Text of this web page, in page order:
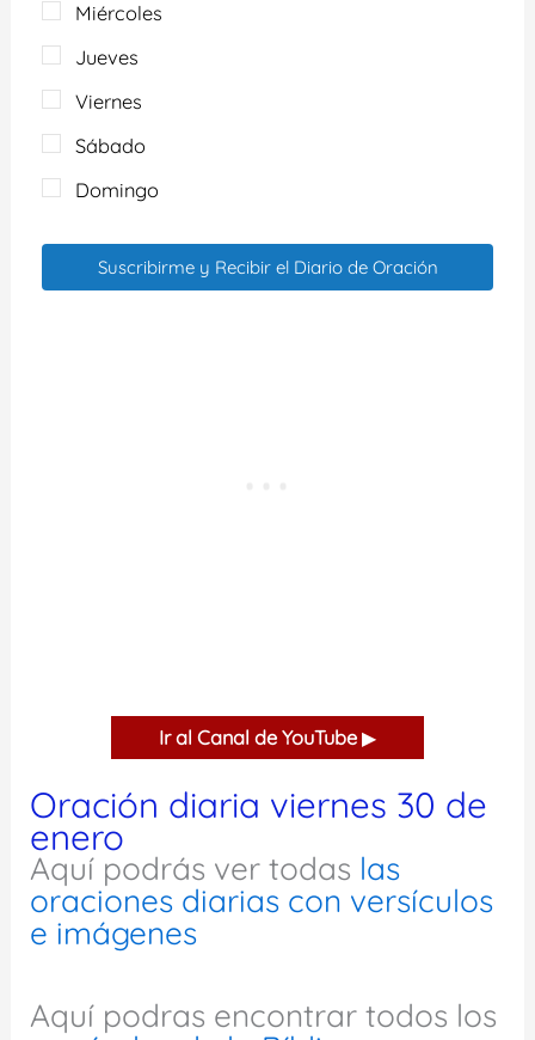
Miércoles
Jueves
Viernes
Sábado
Domingo
Suscribirme y Recibir el Diario de Oración
Ir al Canal de YouTube ▶
Oración diaria viernes 30 de
enero
Aquí podrás ver todas las
oraciones diarias con versículos
e imágenes
Aquí podras encontrar todos los